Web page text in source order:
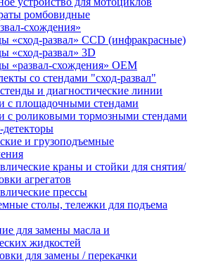
ромбовидные
схождения»
«сход-развал» CCD (инфракрасные)
«сход-развал» 3D
«развал-схождения» ОЕМ
со стендами "сход-развал"
и диагностические линии
с площадочными стендами
с роликовыми тормозными стендами
и грузоподъемные
краны и стойки для снятия/
агрегатов
прессы
столы, тележки для подъема
для замены масла и
жидкостей
для замены / перекачки